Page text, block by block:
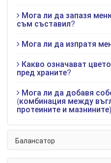
Мога ли да запазя
съм съставил?
Мога ли да изпратя
Какво означават
пред храните?
Мога ли да добавя
(комбинация между
протеините и
Балансатор